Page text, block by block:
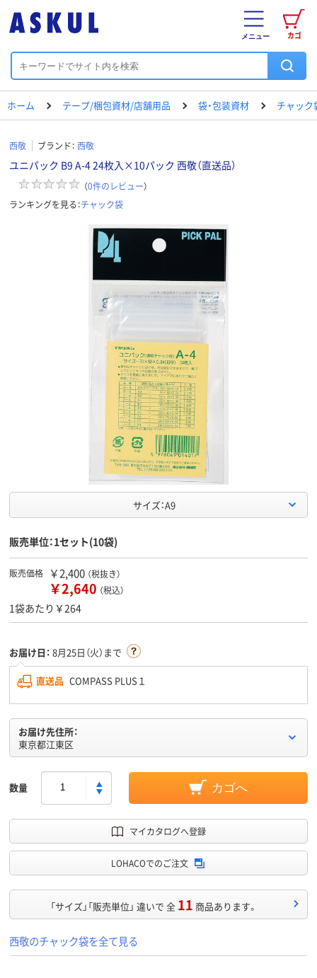
カゴ
メニュー
ホーム テープ/梱包資材/店舗用品 袋・包装資材 チャック
西敬 ブランド： 西敬
ユニパック B9 A-4 24枚入×10パック 西敬（直送品）
（0件のレビュー）
ランキングを見る：チャック袋
サイズ：A9
販売単位：1セット(10袋)
販売価格 ￥2,400 （税抜き）
￥2,640 （税込）
1袋あたり￥264
お届け日： 8月25日（火）まで
直送品 COMPASS PLUS１
お届け先住所：
東京都江東区
数量 カゴへ
マイカタログへ登録
LOHACOでのご注文
「サイズ」「販売単位」 違いで 全 11 商品あります。
西敬のチャック袋を全て見る